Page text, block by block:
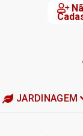
JARDINAGEM